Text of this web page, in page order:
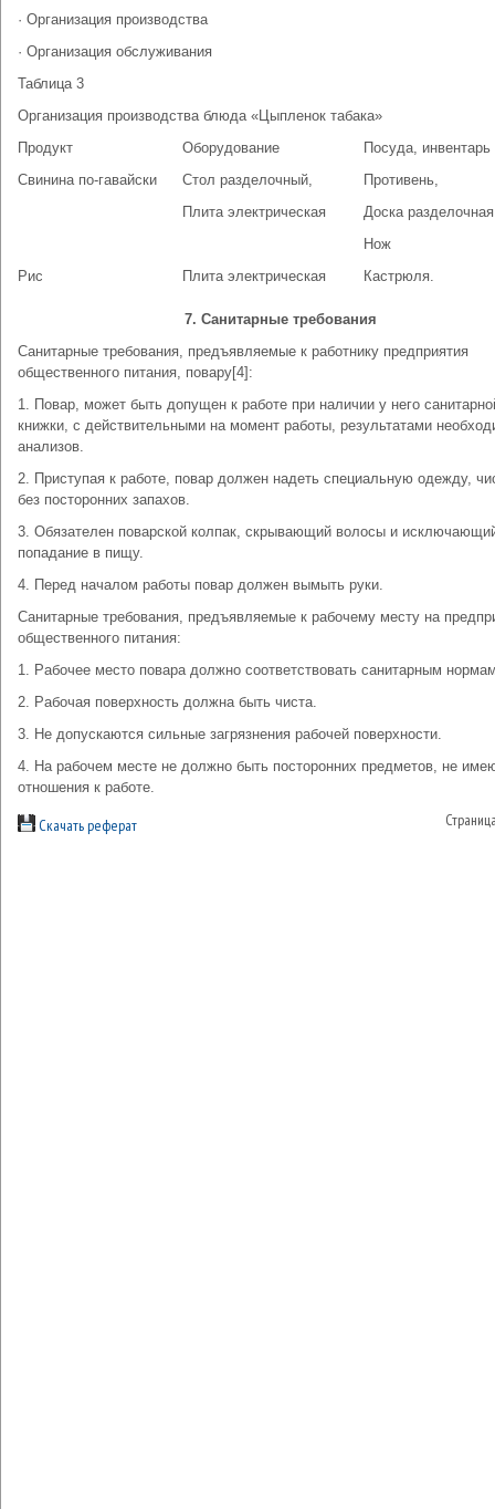
· Организация производства
· Организация обслуживания
Таблица 3
Организация производства блюда «Цыпленок табака»
Продукт
Оборудование
Посуда, инвентарь
Свинина по-гавайски
Стол разделочный,
Плита электрическая
Противень,
Доска
Нож
Рис
Плита электрическая Кастрюля.
7. Санитарные требования
Санитарные требования, предъявляемые к работнику предприятия
общественного питания, повару[4]:
1. Повар, может быть допущен к работе при наличии у него
книжки, с действительными на момент работы, результатами
анализов.
2. Приступая к работе, повар должен надеть специальную одежду,
без посторонних запахов.
3. Обязателен поварской колпак, скрывающий волосы и
попадание в пищу.
4. Перед началом работы повар должен вымыть руки.
Санитарные требования, предъявляемые к рабочему месту на
общественного питания:
1. Рабочее место повара должно соответствовать санитарным
2. Рабочая поверхность должна быть чиста.
3. Не допускаются сильные загрязнения рабочей поверхности.
4. На рабочем месте не должно быть посторонних предметов, не
отношения к работе.
Скачать реферат